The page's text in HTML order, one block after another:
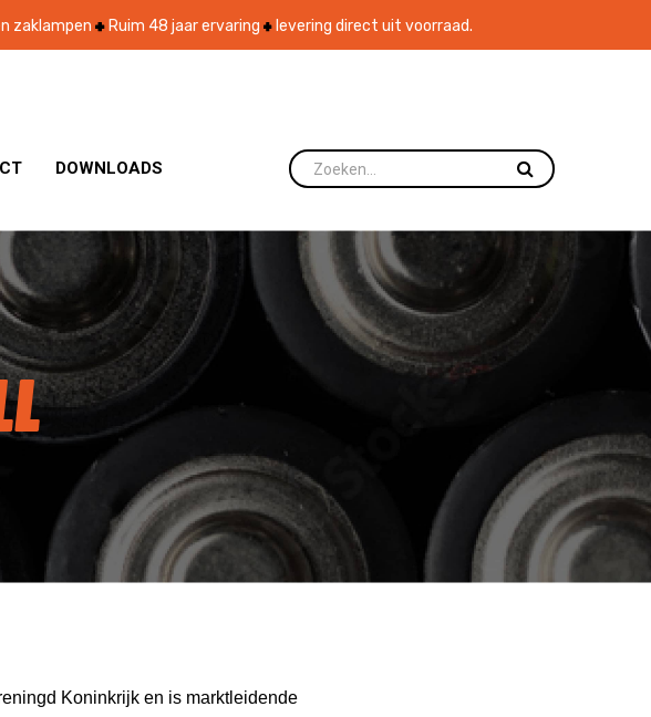
zaklampen Ruim 48 jaar ervaring levering direct uit voorraad.
DOWNLOADS
Koninkrijk en is marktleidende